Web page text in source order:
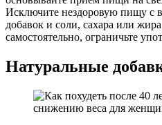
Исключите нездоровую пищу с
добавок и соли, сахара или
самостоятельно, ограничьте
Натуральные